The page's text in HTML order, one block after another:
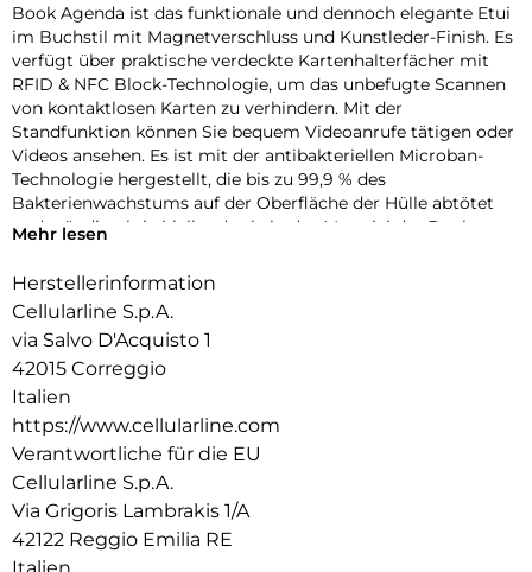
Book Agenda ist das funktionale und dennoch elegante Etui
im Buchstil mit Magnetverschluss und Kunstleder-Finish. Es
verfügt über praktische verdeckte Kartenhalterfächer mit
RFID & NFC Block-Technologie, um das unbefugte Scannen
von kontaktlosen Karten zu verhindern. Mit der
Standfunktion können Sie bequem Videoanrufe tätigen oder
Videos ansehen. Es ist mit der antibakteriellen Microban-
Technologie hergestellt, die bis zu 99,9 % des
Bakterienwachstums auf der Oberfläche der Hülle abtötet
und ständig aktiv bleibt, da sie in das Material der Book
Mehr lesen
Herstellerinformation
Cellularline S.p.A.
via Salvo D'Acquisto 1
42015 Correggio
Italien
https://www.cellularline.com
Verantwortliche für die EU
Cellularline S.p.A.
Via Grigoris Lambrakis 1/A
42122 Reggio Emilia RE